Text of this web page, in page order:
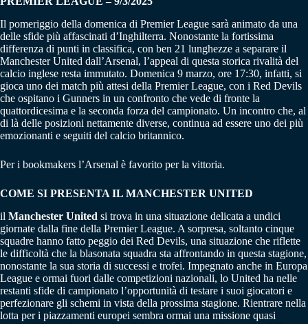
Il pomeriggio della domenica di Premier League sarà animato da una
delle sfide più affascinati d’Inghilterra. Nonostante la fortissima
differenza di punti in classifica, con ben 21 lunghezze a separare il
Manchester United dall’Arsenal, l’appeal di questa storica rivalità del
calcio inglese resta immutato. Domenica 9 marzo, ore 17:30, infatti, si
gioca uno dei match più attesi della Premier League, con i Red Devils
che ospitano i Gunners in un confronto che vede di fronte la
quattordicesima e la seconda forza del campionato. Un incontro che, al
di là delle posizioni nettamente diverse, continua ad essere uno dei più
emozionanti e seguiti del calcio britannico.
Per i bookmakers l’Arsenal è favorito per la vittoria.
COME SI PRESENTA IL MANCHESTER UNITED
il Manchester United si trova in una situazione delicata a undici
giornate dalla fine della Premier League. A sorpresa, soltanto cinque
squadre hanno fatto peggio dei Red Devils, una situazione che riflette
le difficoltà che la blasonata squadra sta affrontando in questa stagione,
nonostante la sua storia di successi e trofei. Impegnato anche in Europa
League e ormai fuori dalle competizioni nazionali, lo United ha nelle
restanti sfide di campionato l’opportunità di testare i suoi giocatori e
perfezionare gli schemi in vista della prossima stagione. Rientrare nella
lotta per i piazzamenti europei sembra ormai una missione quasi